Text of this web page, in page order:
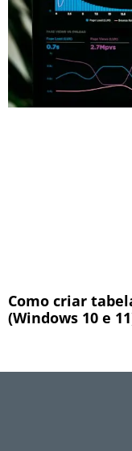
Como criar
(Windows 10 e